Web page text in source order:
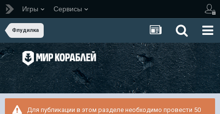
Игры Сервисы
Флудилка
Для публикации в этом разделе необходимо провести 50